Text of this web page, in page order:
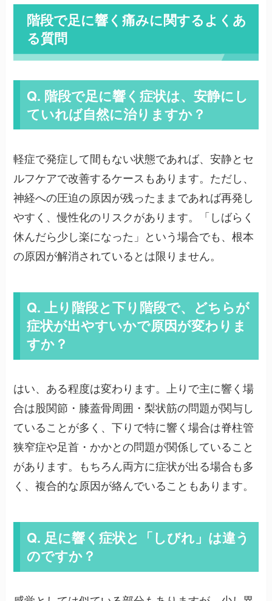
階段で足に響く痛みに関するよくあ
る質問
Q. 階段で足に響く症状は、安静にし
ていれば自然に治りますか？
軽症で発症して間もない状態であれば、安静とセ
ルフケアで改善するケースもあります。ただし、
神経への圧迫の原因が残ったままであれば再発し
やすく、慢性化のリスクがあります。「しばらく
休んだら少し楽になった」という場合でも、根本
の原因が解消されているとは限りません。
Q. 上り階段と下り階段で、どちらが
症状が出やすいかで原因が変わりま
すか？
はい、ある程度は変わります。上りで主に響く場
合は股関節・膝蓋骨周囲・梨状筋の問題が関与し
ていることが多く、下りで特に響く場合は脊柱管
狭窄症や足首・かかとの問題が関係していること
があります。もちろん両方に症状が出る場合も多
く、複合的な原因が絡んでいることもあります。
Q. 足に響く症状と「しびれ」は違う
のですか？